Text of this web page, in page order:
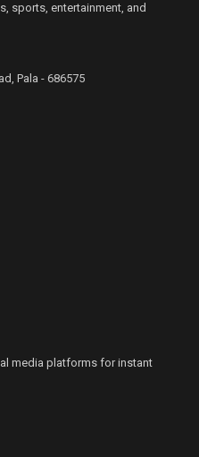
sports, entertainment, and
Pala - 686575
media platforms for instant